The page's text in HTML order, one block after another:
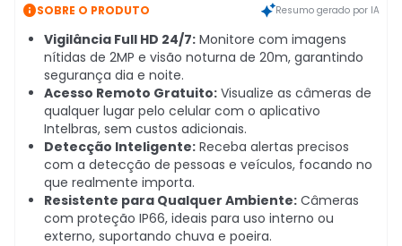
SOBRE O PRODUTO Resumo gerado por IA
Vigilância Full HD 24/7: Monitore com imagens
nítidas de 2MP e visão noturna de 20m, garantindo
segurança dia e noite.
Acesso Remoto Gratuito: Visualize as câmeras de
qualquer lugar pelo celular com o aplicativo
Intelbras, sem custos adicionais.
Detecção Inteligente: Receba alertas precisos
com a detecção de pessoas e veículos, focando no
que realmente importa.
Resistente para Qualquer Ambiente: Câmeras
com proteção IP66, ideais para uso interno ou
externo, suportando chuva e poeira.